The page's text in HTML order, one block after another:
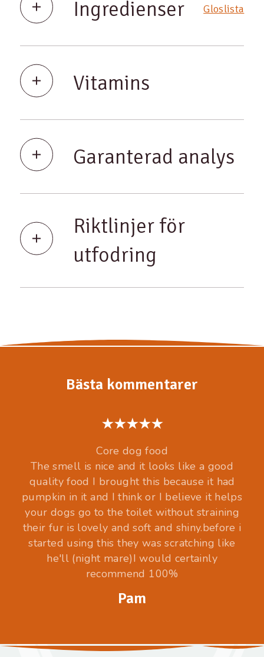
Ingredienser Gloslista
Vitamins
Garanterad analys
Riktlinjer för
utfodring
Bästa kommentarer
Core dog food
The smell is nice and it looks like a good
quality food I brought this because it had
pumpkin in it and I think or I believe it helps
your dogs go to the toilet without straining
their fur is lovely and soft and shiny.before i
started using this they was scratching like
he'll (night mare)I would certainly
recommend 100%
Pam